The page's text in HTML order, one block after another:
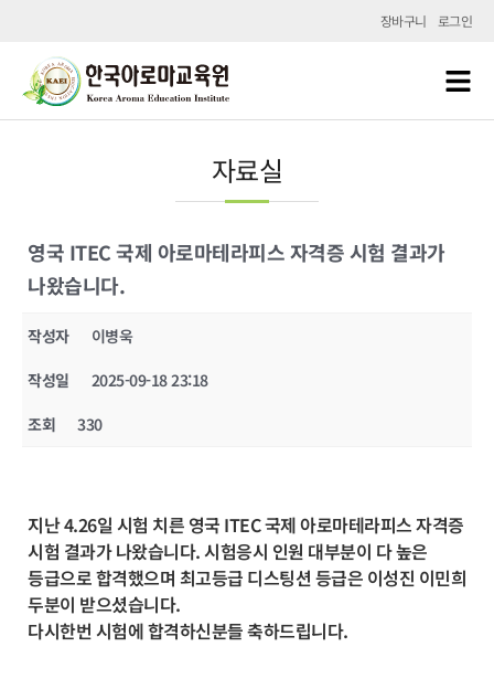
장바구니 로그인
자료실
영국 ITEC 국제 아로마테라피스 자격증 시험 결과가
나왔습니다.
작성자
이병욱
작성일
2025-09-18 23:18
조회
330
지난 4.26일 시험 치른 영국 ITEC 국제 아로마테라피스 자격증
시험 결과가 나왔습니다. 시험응시 인원 대부분이 다 높은
등급으로 합격했으며 최고등급 디스팅션 등급은 이성진 이민희
두분이 받으셨습니다.
다시한번 시험에 합격하신분들 축하드립니다.